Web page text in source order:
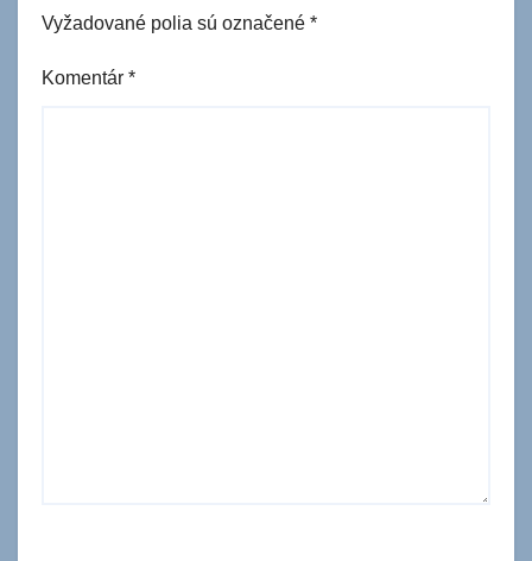
Vyžadované polia sú označené *
Komentár *